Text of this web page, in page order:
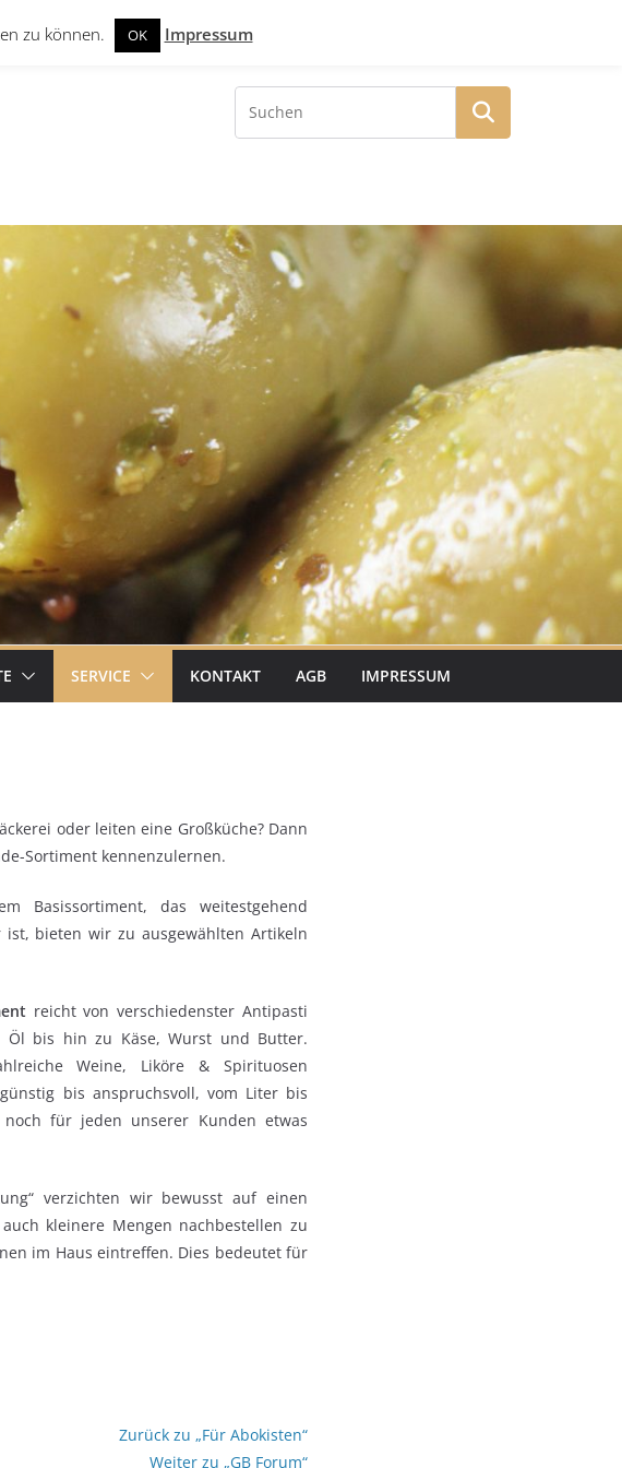
SERVICE KONTAKT AGB IMPRESSUM
oder leiten eine Großküche? Dann
Sortiment kennenzulernen.
Basissortiment, das weitestgehend
bieten wir zu ausgewählten Artikeln
reicht von verschiedenster Antipasti
Öl bis hin zu Käse, Wurst und Butter.
Weine, Liköre & Spirituosen
bis anspruchsvoll, vom Liter bis
für jeden unserer Kunden etwas
verzichten wir bewusst auf einen
kleinere Mengen nachbestellen zu
im Haus eintreffen. Dies bedeutet für
Zurück zu „Für Abokisten“
Weiter zu „GB Forum“
zu können. OK Impressum